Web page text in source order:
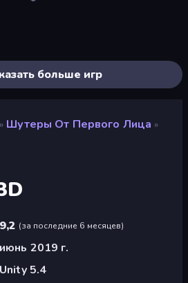
больше игр
» Шутеры От Первого Лица »
9,2 (за последние 6 месяцев)
июнь 2019 г.
Unity 5.4